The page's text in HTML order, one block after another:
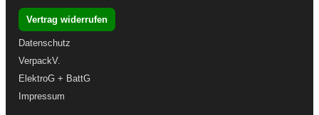
Vertrag widerrufen
Datenschutz
VerpackV.
ElektroG + BattG
Impressum